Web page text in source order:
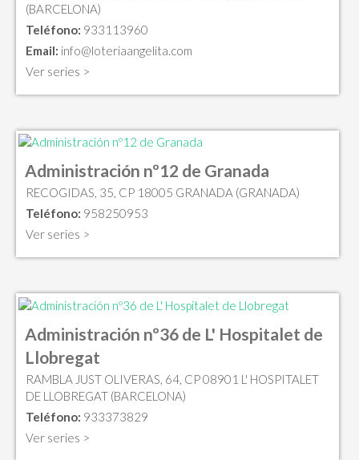
(BARCELONA)
Teléfono: 933113960
Email: info@loteriaangelita.com
Ver series >
Administración nº12 de Granada
RECOGIDAS, 35, CP 18005 GRANADA (GRANADA)
Teléfono: 958250953
Ver series >
Administración nº36 de L' Hospitalet de
Llobregat
RAMBLA JUST OLIVERAS, 64, CP 08901 L' HOSPITALET
DE LLOBREGAT (BARCELONA)
Teléfono: 933373829
Ver series >